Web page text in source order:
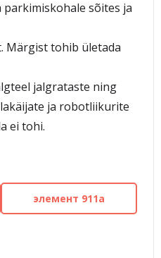
sõites ja
Märgist tohib ületada
jalgrataste ning
ja robotliikurite
ei tohi.
элемент 911a